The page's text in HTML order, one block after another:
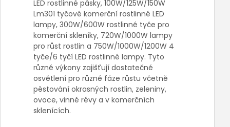
LED rostlinné pásky, 100W/125W/150W
Lm301 tyčové komerční rostlinné LED
lampy, 300W/600W rostlinné tyče pro
komerční skleníky, 720W/1000W lampy
pro růst rostlin a 750W/1000W/1200W 4
tyče/6 tyčí LED rostlinné lampy. Tyto
různé výkony zajišťují dostatečné
osvětlení pro různé fáze růstu včetně
pěstování okrasných rostlin, zeleniny,
ovoce, vinné révy a v komerčních
sklenících.